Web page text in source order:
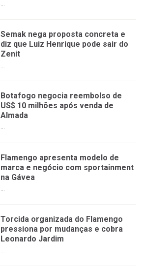
...
Semak nega proposta concreta e
diz que Luiz Henrique pode sair do
Zenit
...
Botafogo negocia reembolso de
US$ 10 milhões após venda de
Almada
...
Flamengo apresenta modelo de
marca e negócio com sportainment
na Gávea
Torcida organizada do Flamengo
pressiona por mudanças e cobra
Leonardo Jardim
...